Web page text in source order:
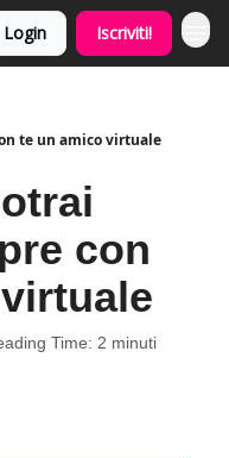
Login Iscriviti!
te un amico virtuale
con
Time: 2 minuti